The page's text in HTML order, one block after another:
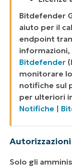
Bitdefender
aiuto per il
endpoint
Bitdefender (
monitorare
notifiche sul
per ulteriori
Notifiche |
Autorizzazioni
Solo gli